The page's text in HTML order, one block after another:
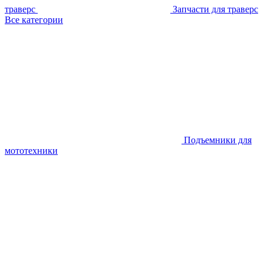
траверс
Запчасти для траверс
Все категории
Подъемники для
мототехники